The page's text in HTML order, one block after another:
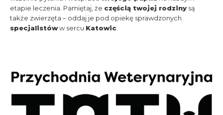
etapie leczenia. Pamiętaj, że częścią twojej rodziny są
także zwierzęta – oddaj je pod opiekę sprawdzonych
specjalistóww sercu Katowic